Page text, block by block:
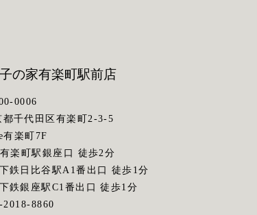
の家有楽町駅前店
0006
都千代田区有楽町2-3-5
有楽町7F
楽町駅銀座口 徒歩2分
鉄日比谷駅A1番出口 徒歩1分
鉄銀座駅C1番出口 徒歩1分
2018-8860